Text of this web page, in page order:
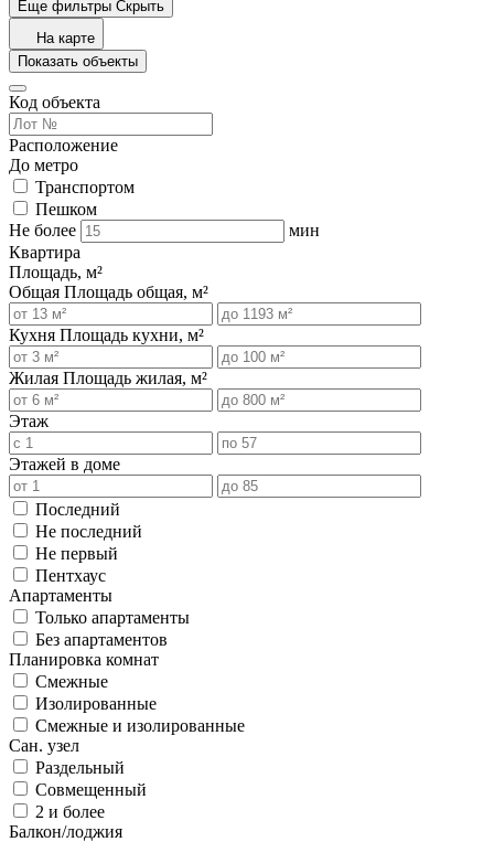
Еще фильтры Скрыть
На карте
Показать объекты
Код объекта
Расположение
До метро
Транспортом
Пешком
Не более
мин
Квартира
Площадь, м²
Общая Площадь общая, м²
Кухня Площадь кухни, м²
Жилая Площадь жилая, м²
Этаж
Этажей в доме
Последний
Не последний
Не первый
Пентхаус
Апартаменты
Только апартаменты
Без апартаментов
Планировка комнат
Смежные
Изолированные
Смежные и изолированные
Сан. узел
Раздельный
Совмещенный
2 и более
Балкон/лоджия